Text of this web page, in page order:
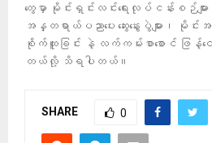
တွေမှာ မိုင်းရှင်းလင်းရေးလုပ်ငန်းစဉ်
အန္တရာယ်ပညာပေး ဆွေးနွေးပွဲများ၊
စိုက်ထူခြင်း နဲ့ လက်ကမ်းစာစောင် ဖြန့်ဝေ
တယ်လို့ သိရပါတယ်။
SHARE 0